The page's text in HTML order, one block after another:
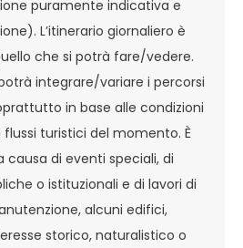
puramente indicativa e
L’itinerario giornaliero è
che si potrà fare/vedere.
integrare/variare i percorsi
in base alle condizioni
turistici del momento. È
causa di eventi speciali, di
o istituzionali e di lavori di
alcuni edifici,
storico, naturalistico o